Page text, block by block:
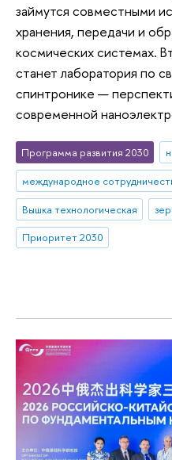
займутся совместными
хранения, передачи и
космических системах.
станет лаборатория по
спинтронике —
современной
Программа развития 2030
международное
Вышка технологическая
Приоритет 2030